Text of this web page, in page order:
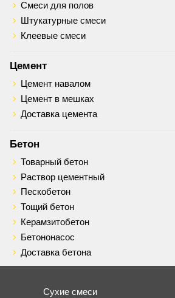
Смеси для полов
Штукатурные смеси
Клеевые смеси
Цемент
Цемент навалом
Цемент в мешках
Доставка цемента
Бетон
Товарный бетон
Раствор цементный
Пескобетон
Тощий бетон
Керамзитобетон
Бетононасос
Доставка бетона
Сухие смеси